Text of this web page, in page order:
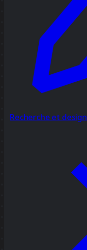
Recherche et design